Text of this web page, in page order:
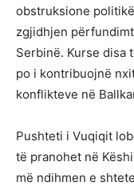
obstruksione
zgjidhjen
Serbinë. Kurse disa
po i kontribuojnë
konflikteve në
Pushteti i Vuqiqit
të pranohet në
më ndihmen e